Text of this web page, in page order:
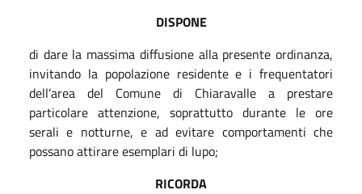
DISPONE
di dare la massima diffusione alla presente ordinanza,
invitando la popolazione residente e i frequentatori
dell’area del Comune di Chiaravalle a prestare
particolare attenzione, soprattutto durante le ore
serali e notturne, e ad evitare comportamenti che
possano attirare esemplari di lupo;
RICORDA